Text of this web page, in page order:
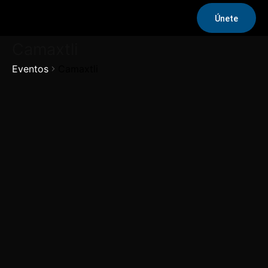
Únete
Eventos